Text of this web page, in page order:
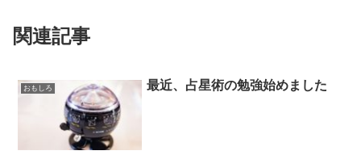
関連記事
おもしろ 最近、占星術の勉強始めました